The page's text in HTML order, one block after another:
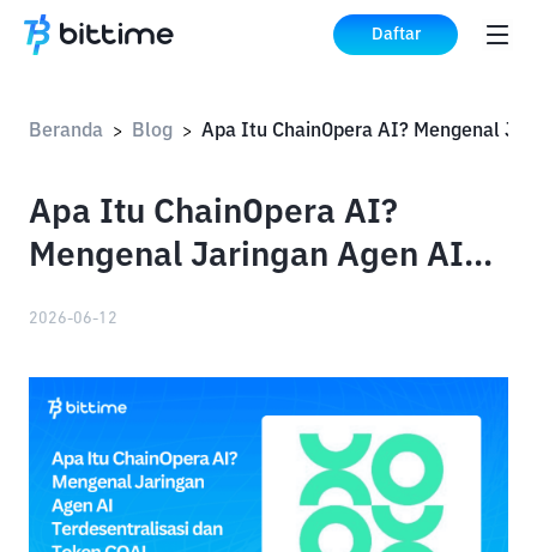
Daftar
Beranda > Blog >
Apa Itu ChainOpera AI?
Mengenal Jaringan Agen AI
2026-06-12